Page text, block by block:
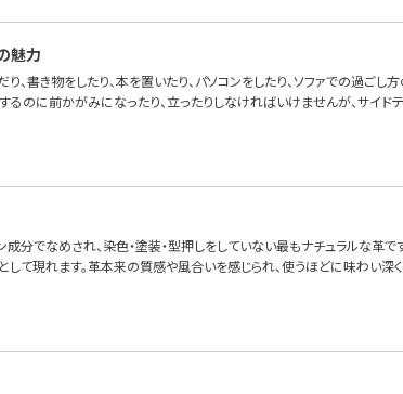
魅力
、書き物をしたり、本を置いたり、パソコンをしたり、ソファでの過ごし
るのに前かがみになったり、立ったりしなければいけませんが、サイド
分でなめされ、染色・塗装・型押しをしていない最もナチュラルな革で
して現れます。革本来の質感や風合いを感じられ、使うほどに味わい深